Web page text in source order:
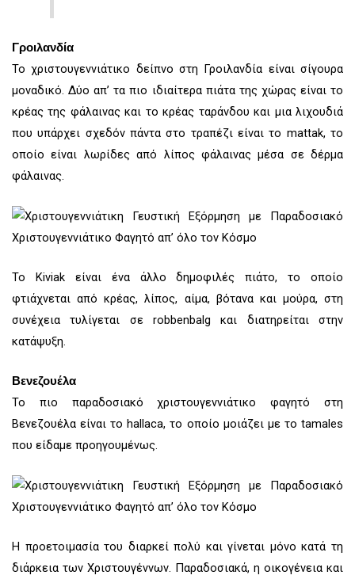
Γροιλανδία
Το χριστουγεννιάτικο δείπνο στη Γροιλανδία είναι σίγουρα
μοναδικό. Δύο απ’ τα πιο ιδιαίτερα πιάτα της χώρας είναι το
κρέας της φάλαινας και το κρέας ταράνδου και μια λιχουδιά
που υπάρχει σχεδόν πάντα στο τραπέζι είναι το mattak, το
οποίο είναι λωρίδες από λίπος φάλαινας μέσα σε δέρμα
φάλαινας.
Το Kiviak είναι ένα άλλο δημοφιλές πιάτο, το οποίο
φτιάχνεται από κρέας, λίπος, αίμα, βότανα και μούρα, στη
συνέχεια τυλίγεται σε robbenbalg και διατηρείται στην
κατάψυξη.
Βενεζουέλα
Το πιο παραδοσιακό χριστουγεννιάτικο φαγητό στη
Βενεζουέλα είναι το hallaca, το οποίο μοιάζει με το tamales
που είδαμε προηγουμένως.
Η προετοιμασία του διαρκεί πολύ και γίνεται μόνο κατά τη
διάρκεια των Χριστουγέννων. Παραδοσιακά, η οικογένεια και